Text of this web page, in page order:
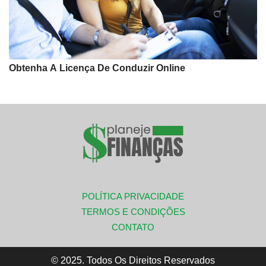
Obtenha A Licença De Conduzir Online
POLÍTICA PRIVACIDADE
TERMOS E CONDIÇÕES
CONTATO
© 2025. Todos Os Direitos Reservados